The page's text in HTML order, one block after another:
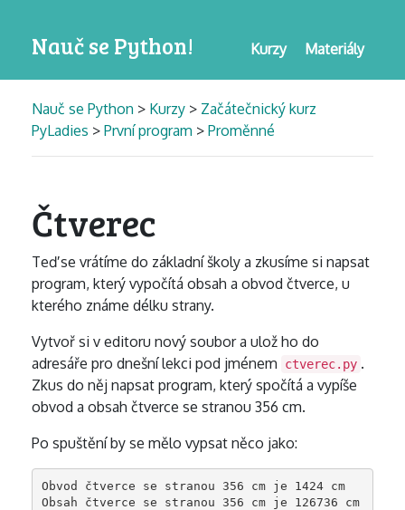
Nauč se Python! Materiály
Kurzy
Nauč se Python > Kurzy > Začátečnický kurz
PyLadies > První program > Proměnné
Čtverec
Teď se vrátíme do základní školy a zkusíme si napsat
program, který vypočítá obsah a obvod čtverce, u
kterého známe délku strany.
Vytvoř si v editoru nový soubor a ulož ho do
adresáře pro dnešní lekci pod jménem
ctverec.py .
Zkus do něj napsat program, který spočítá a vypíše
obvod a obsah čtverce se stranou 356 cm.
Po spuštění by se mělo vypsat něco jako:
Obvod čtverce se stranou 356 cm je 1424 cm
Obsah čtverce se stranou 356 cm je 126736 cm